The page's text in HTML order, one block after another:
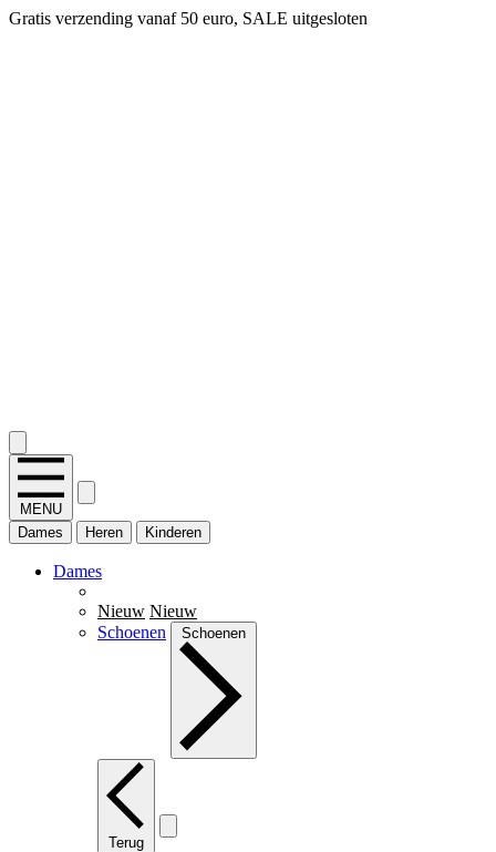
Gratis verzending vanaf 50 euro, SALE uitgesloten
MENU
Dames
Heren Kinderen
Dames
Nieuw Nieuw
Schoenen
Schoenen
Terug